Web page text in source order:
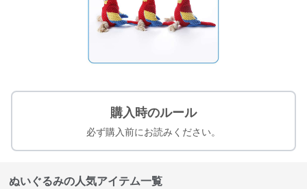
購入時のルール
必ず購入前にお読みください。
ぬいぐるみの人気アイテム一覧